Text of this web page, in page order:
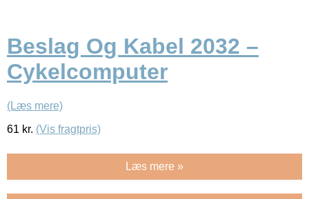
Beslag Og Kabel 2032 –
Cykelcomputer
(Læs mere)
61 kr. (Vis fragtpris)
Læs mere »